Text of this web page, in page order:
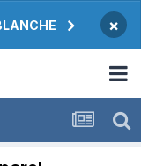
×